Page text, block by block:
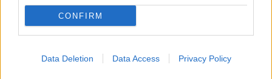
CONFIRM
Data Deletion Data Access Privacy Policy
Νοσοκομείο Αιγίου: Ασκηση σήμερα για έκτακτη
ανάγκη σεισμού ή φωτιάς